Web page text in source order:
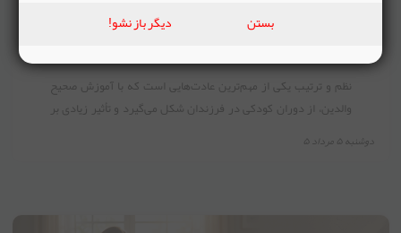
نظم و ترتیب یکی از مهم‌ترین عادت‌هایی است که با آموزش صحیح
والدین، از دوران کودکی در فرزندان شکل می‌گیرد و تأثیر زیادی بر
دوشنبه ۵ مرداد ۵
بستن دیگر باز نشو!